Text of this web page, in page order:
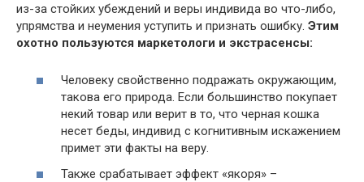
из-за стойких убеждений и веры индивида во что-либо,
упрямства и неумения уступить и признать ошибку. Этим
охотно пользуются маркетологи и экстрасенсы:
Человеку свойственно подражать окружающим,
такова его природа. Если большинство покупает
некий товар или верит в то, что черная кошка
несет беды, индивид с когнитивным искажением
примет эти факты на веру.
Также срабатывает эффект «якоря» –